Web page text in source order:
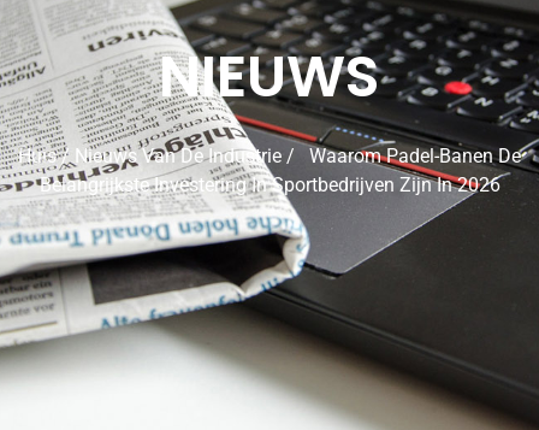
NIEUWS
Huis/ Nieuws Van De Industrie / Waarom Padel-Banen De
Belangrijkste Investering In Sportbedrijven Zijn In 2026